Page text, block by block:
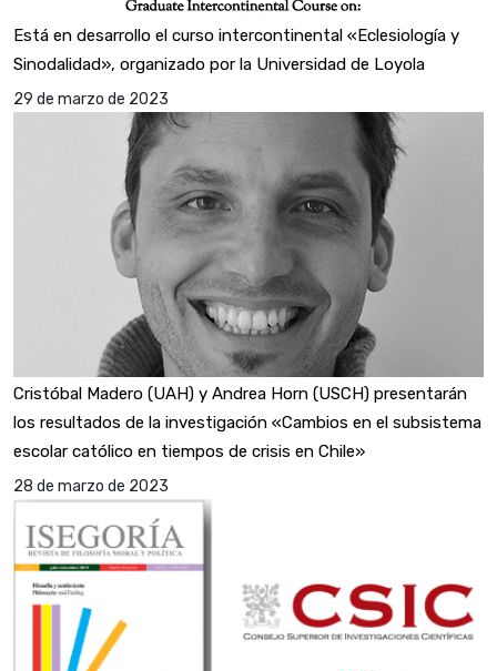
Está en desarrollo el curso intercontinental «Eclesiología y
Sinodalidad», organizado por la Universidad de Loyola
29 de marzo de 2023
Cristóbal Madero (UAH) y Andrea Horn (USCH) presentarán
los resultados de la investigación «Cambios en el subsistema
escolar católico en tiempos de crisis en Chile»
28 de marzo de 2023